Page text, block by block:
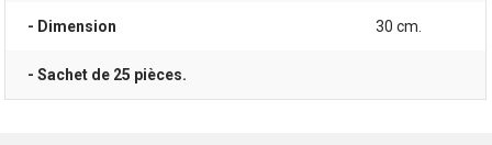
- Dimension 30 cm.
- Sachet de 25 pièces.